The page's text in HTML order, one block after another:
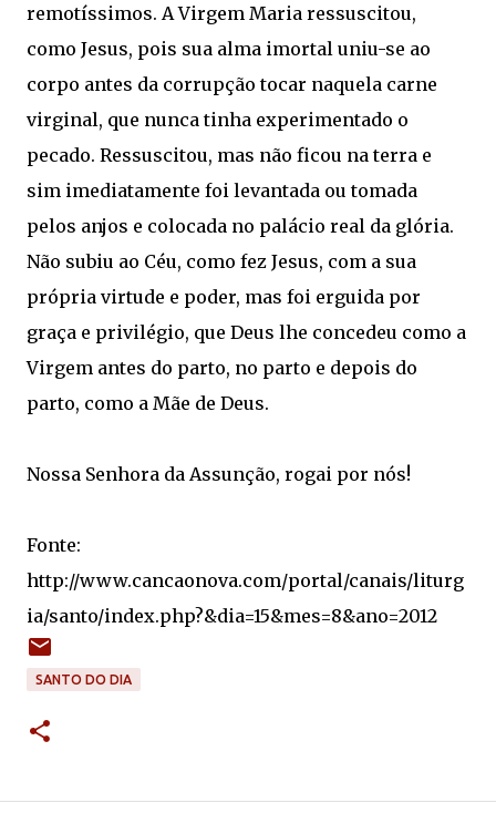
remotíssimos. A Virgem Maria ressuscitou,
como Jesus, pois sua alma imortal uniu-se ao
corpo antes da corrupção tocar naquela carne
virginal, que nunca tinha experimentado o
pecado. Ressuscitou, mas não ficou na terra e
sim imediatamente foi levantada ou tomada
pelos anjos e colocada no palácio real da glória.
Não subiu ao Céu, como fez Jesus, com a sua
própria virtude e poder, mas foi erguida por
graça e privilégio, que Deus lhe concedeu como a
Virgem antes do parto, no parto e depois do
parto, como a Mãe de Deus.
Nossa Senhora da Assunção, rogai por nós!
Fonte:
http://www.cancaonova.com/portal/canais/liturg
ia/santo/index.php?&dia=15&mes=8&ano=2012
SANTO DO DIA